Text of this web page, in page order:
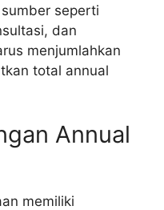
seperti
dan
menjumlahkan
total annual
Annual
memiliki